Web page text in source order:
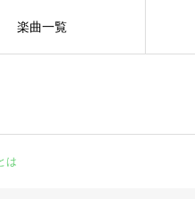
楽曲一覧
は